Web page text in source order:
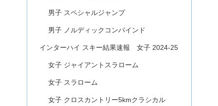
男子 スペシャルジャンプ
男子 ノルディックコンバインド
インターハイ スキー結果速報 女子 2024-25
女子 ジャイアントスラローム
女子 スラローム
女子 クロスカントリー5kmクラシカル